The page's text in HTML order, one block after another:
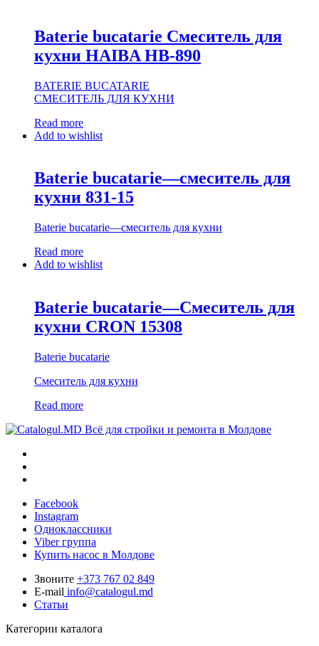
Baterie bucatarie Смеситель для
кухни HAIBA HB-890
BATERIE BUCATARIE
СМЕСИТЕЛЬ ДЛЯ КУХНИ
Read more
Add to wishlist
Baterie bucatarie—смеситель для
кухни 831-15
Baterie bucatarie—смеситель для кухни
Read more
Add to wishlist
Baterie bucatarie—Смеситель для
кухни CRON 15308
Baterie bucatarie
Смеситель для кухни
Read more
Всё для стройки и ремонта в Молдове
Facebook
Instagram
Одноклассники
Viber группа
Купить насос в Молдове
Звоните +373 767 02 849
E-mail info@catalogul.md
Статьи
Категории каталога